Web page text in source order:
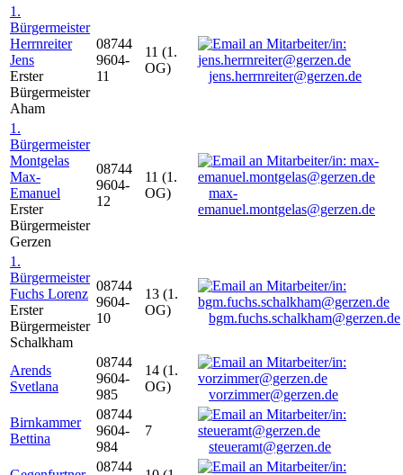
1.
Bürgermeister
Herrnreiter
Jens
Erster
Bürgermeister
Aham
08744
9604-
11
11 (1.
OG)
jens.herrnreiter@gerzen.de
1.
Bürgermeister
Montgelas
Max-
Emanuel
Erster
Bürgermeister
Gerzen
08744
9604-
12
11 (1.
OG)
max-
emanuel.montgelas@gerzen.de
1.
Bürgermeister
Fuchs Lorenz
Erster
Bürgermeister
Schalkham
08744
9604-
10
13 (1.
OG)
bgm.fuchs.schalkham@gerzen.de
Arends
Svetlana
08744
9604-
985
14 (1.
OG)
vorzimmer@gerzen.de
Birnkammer
Bettina
08744
9604-
984
7
steueramt@gerzen.de
08744